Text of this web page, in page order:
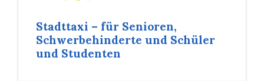
Stadttaxi – für Senioren,
Schwerbehinderte und Schüler
und Studenten